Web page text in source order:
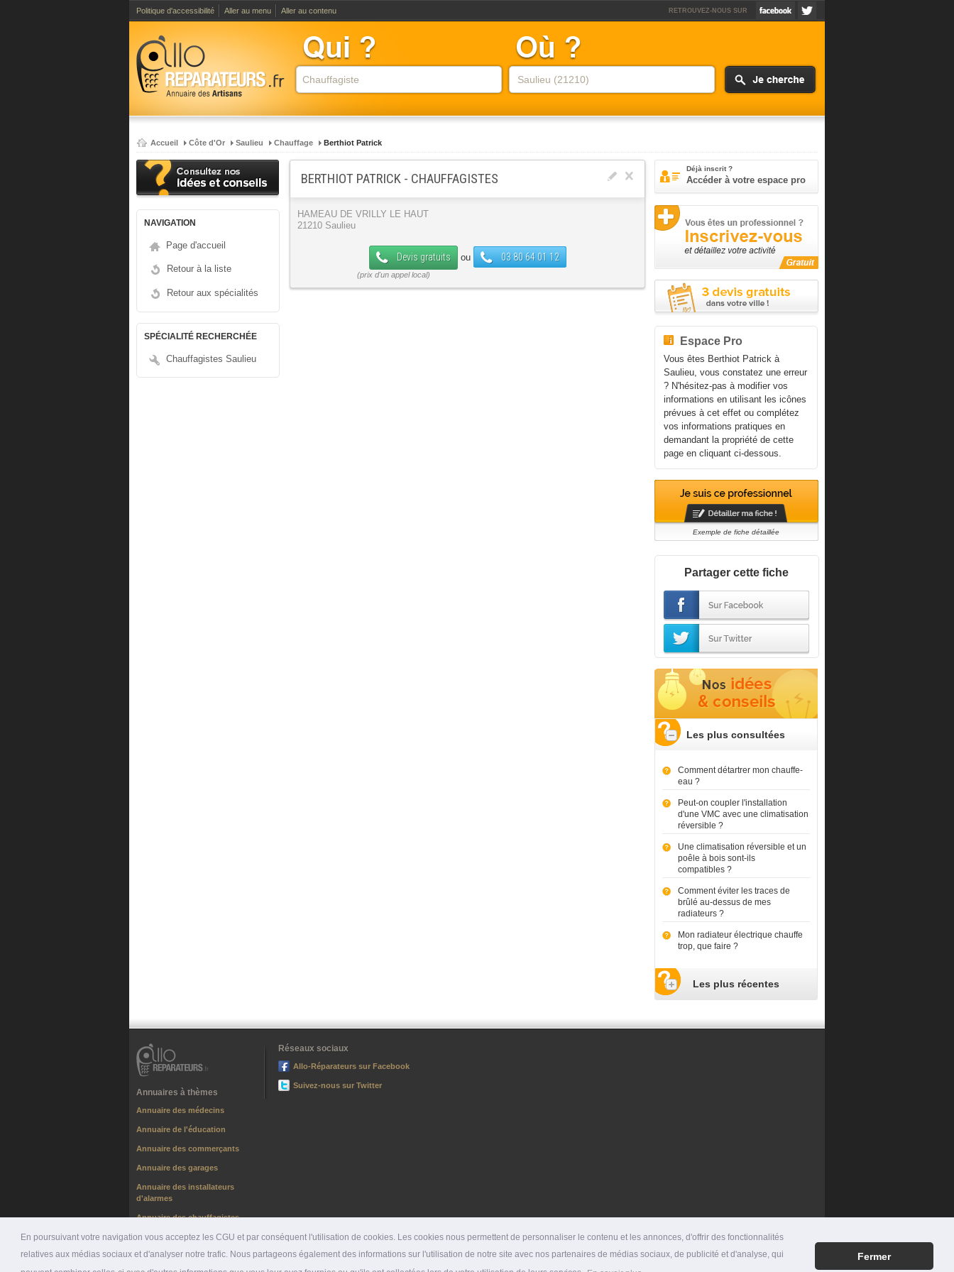
En poursuivant votre navigation vous acceptez les CGU et par conséquent l'utilisation de cookies. Les cookies nous permettent de personnaliser le contenu et les annonces, d'offrir des fonctionnalités
relatives aux médias sociaux et d'analyser notre trafic. Nous partageons également des informations sur l'utilisation de notre site avec nos partenaires de médias sociaux, de publicité et d'analyse, qui
Fermer
Politique d'accessibilité Aller au menu Aller au contenu RETROUVEZ-NOUS SUR
Accueil Côte d'Or Saulieu Chauffage Berthiot Patrick
NAVIGATION
Page d'accueil
Retour à la liste
Retour aux spécialités
SPÉCIALITÉ RECHERCHÉE
Chauffagistes Saulieu
BERTHIOT PATRICK - CHAUFFAGISTES
HAMEAU DE VRILLY LE HAUT
21210 Saulieu
Devis gratuits ou 03 80 64 01 12
Déjà inscrit ?
Accéder à votre espace pro
Espace Pro
Vous êtes Berthiot Patrick à
Saulieu, vous constatez une erreur
? N'hésitez-pas à modifier vos
informations en utilisant les icônes
prévues à cet effet ou complétez
vos informations pratiques en
demandant la propriété de cette
page en cliquant ci-dessous.
Exemple de fiche détaillée
Partager cette fiche
Les plus consultées
Comment détartrer mon chauffe-
eau ?
Peut-on coupler l'installation
d'une VMC avec une climatisation
réversible ?
Une climatisation réversible et un
poêle à bois sont-ils
compatibles ?
Comment éviter les traces de
brûlé au-dessus de mes
radiateurs ?
Mon radiateur électrique chauffe
trop, que faire ?
Les plus récentes
Annuaires à thèmes
Annuaire des médecins
Annuaire de l'éducation
Annuaire des commerçants
Annuaire des garages
Annuaire des installateurs
d'alarmes
Annuaire des chauffagistes
Réseaux sociaux
Allo-Réparateurs sur Facebook
Suivez-nous sur Twitter